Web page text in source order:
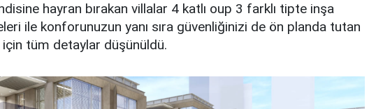
hayran bırakan villalar 4 katlı oup 3 farklı tipte inşa
ile konforunuzun yanı sıra güvenliğinizi de ön planda tutan
tüm detaylar düşünüldü.